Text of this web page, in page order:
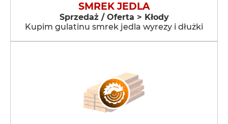
SMREK JEDLA
Sprzedaż / Oferta > Kłody
Kupim gulatinu smrek jedla wyrezy i dłużki